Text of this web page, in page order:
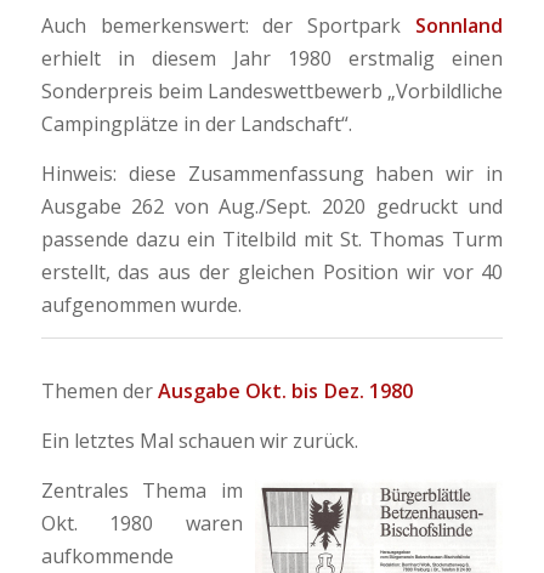
Auch bemerkenswert: der Sportpark Sonnland
erhielt in diesem Jahr 1980 erstmalig einen
Sonderpreis beim Landeswettbewerb „Vorbildliche
Campingplätze in der Landschaft“.
Hinweis: diese Zusammenfassung haben wir in
Ausgabe 262 von Aug./Sept. 2020 gedruckt und
passende dazu ein Titelbild mit St. Thomas Turm
erstellt, das aus der gleichen Position wir vor 40
aufgenommen wurde.
Themen derAusgabe Okt. bis Dez. 1980
Ein letztes Mal schauen wir zurück.
Zentrales Thema im
Okt. 1980 waren
aufkommende